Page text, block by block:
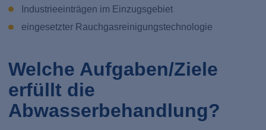
Industrieeinträgen im Einzugsgebiet
eingesetzter Rauchgasreinigungstechnologie
Welche Aufgaben/Ziele
erfüllt die
Abwasserbehandlung?